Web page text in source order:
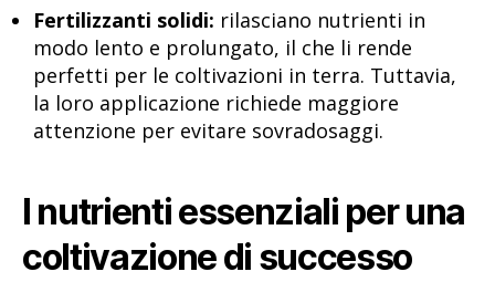
Fertilizzanti solidi: rilasciano nutrienti in
modo lento e prolungato, il che li rende
perfetti per le coltivazioni in terra. Tuttavia,
la loro applicazione richiede maggiore
attenzione per evitare sovradosaggi.
I nutrienti essenziali per una
coltivazione di successo